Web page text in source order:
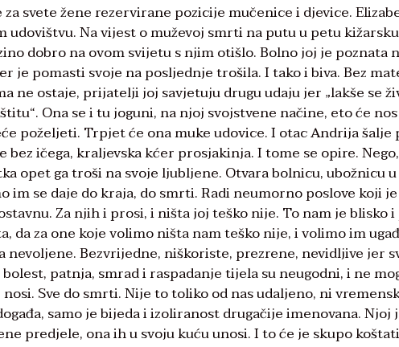
svete žene rezervirane pozicije mučenice i djevice.
udovištvu. Na vijest o muževoj smrti na putu u petu
dobro na ovom svijetu s njim otišlo. Bolno joj je poznata
je pomasti svoje na posljednje trošila. I tako i biva. Bez
ne ostaje, prijatelji joj savjetuju drugu udaju jer „lakše se
Ona se i tu joguni, na njoj svojstvene načine, eto će
poželjeti. Trpjet će ona muke udovice. I otac Andrija šalje
bez ičega, kraljevska kćer prosjakinja. I tome se opire.
opet ga troši na svoje ljubljene. Otvara bolnicu, ubožnicu
im se daje do kraja, do smrti. Radi neumorno poslove koji
Za njih i prosi, i ništa joj teško nije. To nam je blisko
da za one koje volimo ništa nam teško nije, i volimo im
nevoljene. Bezvrijedne, niškoriste, prezrene, nevidljive jer
patnja, smrad i raspadanje tijela su neugodni, i ne
nosi. Sve do smrti. Nije to toliko od nas udaljeno, ni
samo je bijeda i izoliranost drugačije imenovana. Njoj
predjele, ona ih u svoju kuću unosi. I to će je skupo